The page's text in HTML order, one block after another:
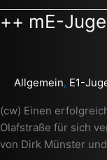
++ mE-
Allgemein, E1-
(cw) Einen
Olafstraße für sich
von Dirk Münster
++
vier
aus
der
Olafstraße